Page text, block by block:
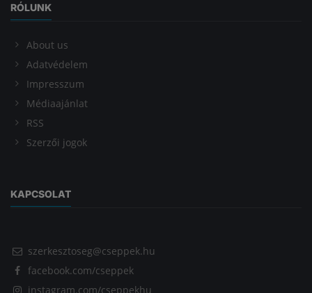
RÓLUNK
About us
Adatvédelem
Impresszum
Médiaajánlat
RSS
Szerzői jogok
KAPCSOLAT
szerkesztoseg@cseppek.hu
facebook.com/cseppek
instagram.com/cseppekhu